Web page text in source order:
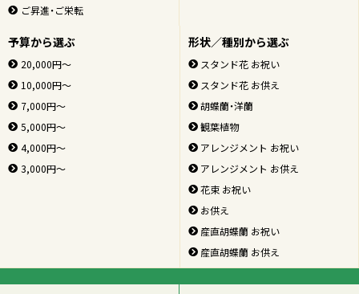
ご昇進・ご栄転
予算から選ぶ
20,000円～
10,000円～
7,000円～
5,000円～
4,000円～
3,000円～
形状／種別から選ぶ
スタンド花 お祝い
スタンド花 お供え
胡蝶蘭・洋蘭
観葉植物
アレンジメント お祝い
アレンジメント お供え
花束 お祝い
お供え
産直胡蝶蘭 お祝い
産直胡蝶蘭 お供え